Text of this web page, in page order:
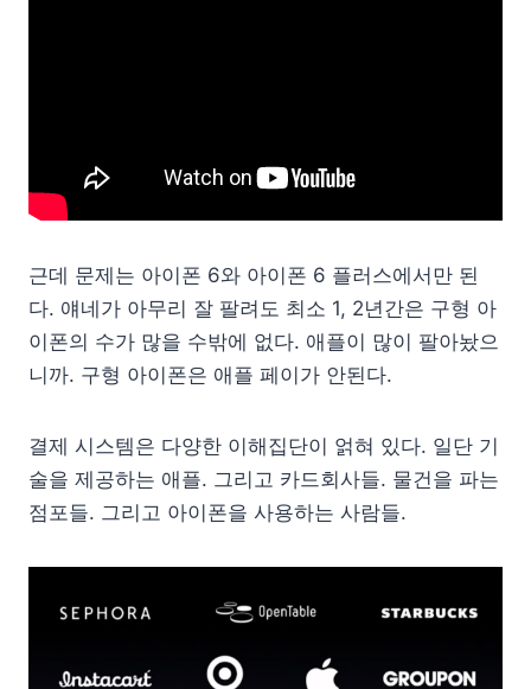
근데 문제는 아이폰 6와 아이폰 6 플러스에서만 된
다. 얘네가 아무리 잘 팔려도 최소 1, 2년간은 구형 아
이폰의 수가 많을 수밖에 없다. 애플이 많이 팔아놨으
니까. 구형 아이폰은 애플 페이가 안된다.
결제 시스템은 다양한 이해집단이 얽혀 있다. 일단 기
술을 제공하는 애플. 그리고 카드회사들. 물건을 파는
점포들. 그리고 아이폰을 사용하는 사람들.